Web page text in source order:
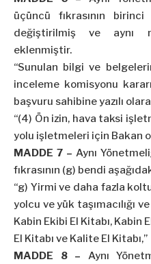
üçüncü fıkrasının
değiştirilmiş ve aynı
eklenmiştir.
“Sunulan bilgi ve
inceleme komisyonu
başvuru sahibine yazılı
“(4) Ön izin, hava taksi
yolu işletmeleri için Bakan
MADDE 7 – Aynı
fıkrasının (g) bendi
“g) Yirmi ve daha fazla
yolcu ve yük taşımacılığı
Kabin Ekibi El Kitabı, Kabin
El Kitabı ve Kalite El Kitabı,”
MADDE 8 – Aynı